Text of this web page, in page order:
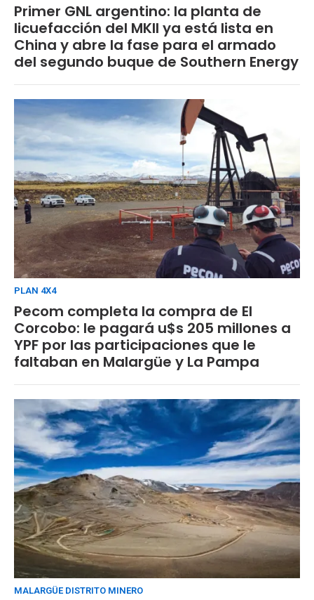
Primer GNL argentino: la planta de
licuefacción del MKII ya está lista en
China y abre la fase para el armado
del segundo buque de Southern Energy
PLAN 4X4
Pecom completa la compra de El
Corcobo: le pagará u$s 205 millones a
YPF por las participaciones que le
faltaban en Malargüe y La Pampa
MALARGÜE DISTRITO MINERO